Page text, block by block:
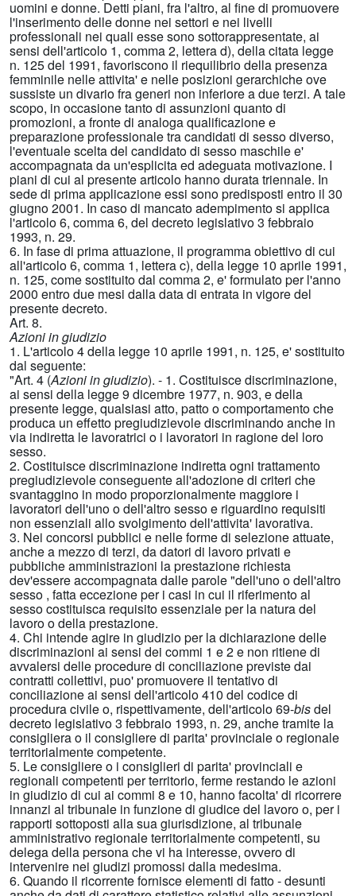
uomini e donne. Detti piani, fra l'altro, al fine di promuovere
l'inserimento delle donne nei settori e nei livelli
professionali nei quali esse sono sottorappresentate, ai
sensi dell'articolo 1, comma 2, lettera d), della citata legge
n. 125 del 1991, favoriscono il riequilibrio della presenza
femminile nelle attivita' e nelle posizioni gerarchiche ove
sussiste un divario fra generi non inferiore a due terzi. A tale
scopo, in occasione tanto di assunzioni quanto di
promozioni, a fronte di analoga qualificazione e
preparazione professionale tra candidati di sesso diverso,
l'eventuale scelta del candidato di sesso maschile e'
accompagnata da un'esplicita ed adeguata motivazione. I
piani di cui al presente articolo hanno durata triennale. In
sede di prima applicazione essi sono predisposti entro il 30
giugno 2001. In caso di mancato adempimento si applica
l'articolo 6, comma 6, del decreto legislativo 3 febbraio
1993, n. 29.
6. In fase di prima attuazione, il programma obiettivo di cui
all'articolo 6, comma 1, lettera c), della legge 10 aprile 1991,
n. 125, come sostituito dal comma 2, e' formulato per l'anno
2000 entro due mesi dalla data di entrata in vigore del
presente decreto.
Art. 8.
Azioni in giudizio
1. L'articolo 4 della legge 10 aprile 1991, n. 125, e' sostituito
dal seguente:
"Art. 4 (Azioni in giudizio). - 1. Costituisce discriminazione,
ai sensi della legge 9 dicembre 1977, n. 903, e della
presente legge, qualsiasi atto, patto o comportamento che
produca un effetto pregiudizievole discriminando anche in
via indiretta le lavoratrici o i lavoratori in ragione del loro
sesso.
2. Costituisce discriminazione indiretta ogni trattamento
pregiudizievole conseguente all'adozione di criteri che
svantaggino in modo proporzionalmente maggiore i
lavoratori dell'uno o dell'altro sesso e riguardino requisiti
non essenziali allo svolgimento dell'attivita' lavorativa.
3. Nei concorsi pubblici e nelle forme di selezione attuate,
anche a mezzo di terzi, da datori di lavoro privati e
pubbliche amministrazioni la prestazione richiesta
dev'essere accompagnata dalle parole "dell'uno o dell'altro
sesso , fatta eccezione per i casi in cui il riferimento al
sesso costituisca requisito essenziale per la natura del
lavoro o della prestazione.
4. Chi intende agire in giudizio per la dichiarazione delle
discriminazioni ai sensi dei commi 1 e 2 e non ritiene di
avvalersi delle procedure di conciliazione previste dai
contratti collettivi, puo' promuovere il tentativo di
conciliazione ai sensi dell'articolo 410 del codice di
procedura civile o, rispettivamente, dell'articolo 69-bisdel
decreto legislativo 3 febbraio 1993, n. 29, anche tramite la
consigliera o il consigliere di parita' provinciale o regionale
territorialmente competente.
5. Le consigliere o i consiglieri di parita' provinciali e
regionali competenti per territorio, ferme restando le azioni
in giudizio di cui ai commi 8 e 10, hanno facolta' di ricorrere
innanzi al tribunale in funzione di giudice del lavoro o, per i
rapporti sottoposti alla sua giurisdizione, al tribunale
amministrativo regionale territorialmente competenti, su
delega della persona che vi ha interesse, ovvero di
intervenire nei giudizi promossi dalla medesima.
6. Quando il ricorrente fornisce elementi di fatto - desunti